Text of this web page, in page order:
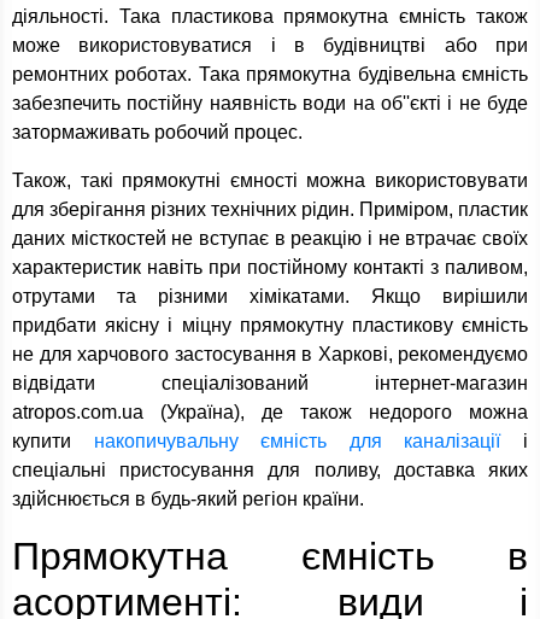
діяльності. Така пластикова прямокутна ємність також
може використовуватися і в будівництві або при
ремонтних роботах. Така прямокутна будівельна ємність
забезпечить постійну наявність води на об''єкті і не буде
затормаживать робочий процес.
Також, такі прямокутні ємності можна використовувати
для зберігання різних технічних рідин. Приміром, пластик
даних місткостей не вступає в реакцію і не втрачає своїх
характеристик навіть при постійному контакті з паливом,
отрутами та різними хімікатами. Якщо вирішили
придбати якісну і міцну прямокутну пластикову ємність
не для харчового застосування в Харкові, рекомендуємо
відвідати спеціалізований інтернет-магазин
atropos.com.ua (Україна), де також недорого можна
купити накопичувальну ємність для каналізаціїі
спеціальні пристосування для поливу, доставка яких
здійснюється в будь-який регіон країни.
Прямокутна ємність в
асортименті: види і